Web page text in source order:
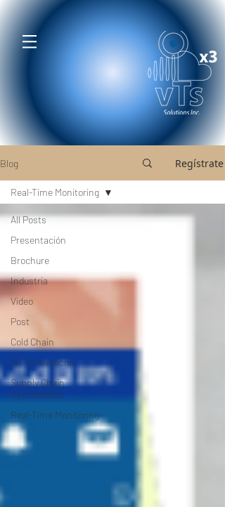
Blog Regístrate
All Posts
Presentación
Brochure
Industria
Video
Post
Cold Chain
IoT Innovations
Supply Chain
Optimization
Real-Time Monitoring
Real-Time Monitoring